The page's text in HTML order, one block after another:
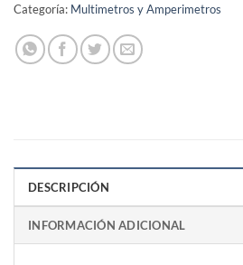
Categoría: Multimetros y Amperimetros
DESCRIPCIÓN
INFORMACIÓN ADICIONAL